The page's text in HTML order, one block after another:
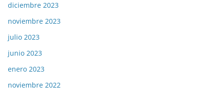
diciembre 2023
noviembre 2023
julio 2023
junio 2023
enero 2023
noviembre 2022